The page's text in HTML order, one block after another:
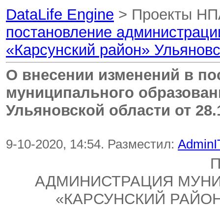
DataLife Engine > Проекты
постановление
«Карсунский район»
О внесении изменений в
муниципального
Ульяновской области от
9-10-2020, 14:54. Разместил:
АДМИНИСТРАЦИЯ
«КАРСУНСКИЙ